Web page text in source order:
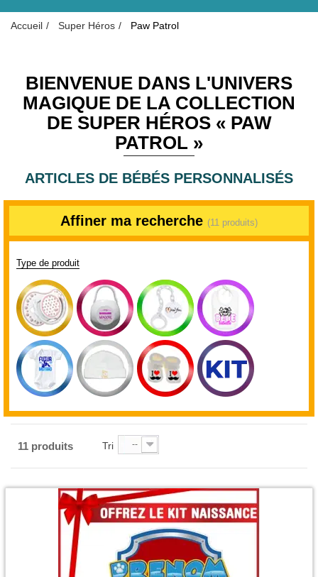
Accueil Super Héros Paw Patrol
BIENVENUE DANS L'UNIVERS
MAGIQUE DE LA COLLECTION
DE SUPER HÉROS « PAW
PATROL »
ARTICLES DE BÉBÉS PERSONNALISÉS
Affiner ma recherche (11 produits)
Type de produit
11 produits Tri --